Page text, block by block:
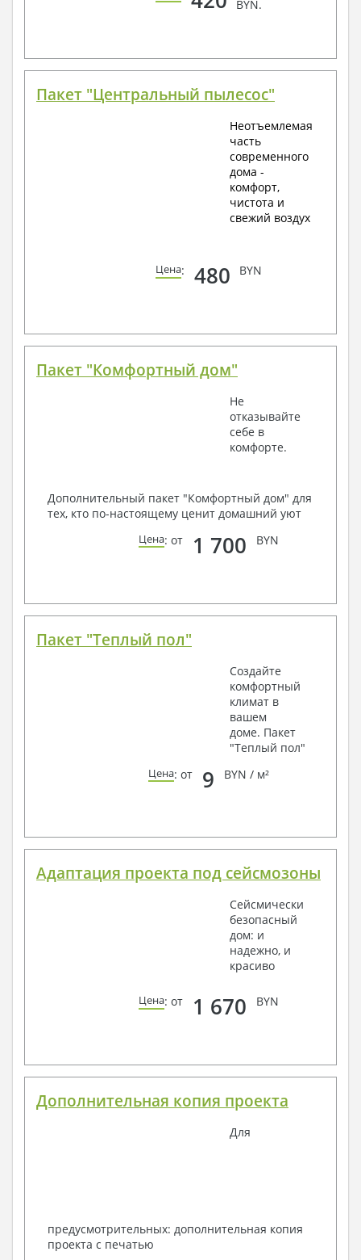
BYN.
Пакет "Центральный пылесос"
Неотъемлемая
часть
современного
дома -
комфорт,
чистота и
свежий воздух
Цена: 480 BYN
Пакет "Комфортный дом"
Не
отказывайте
себе в
комфорте.
Дополнительный пакет "Комфортный дом" для
тех, кто по-настоящему ценит домашний уют
Цена: от 1 700 BYN
Пакет "Теплый пол"
Создайте
комфортный
климат в
вашем
доме. Пакет
"Теплый пол"
Цена: от 9 BYN / м²
Адаптация проекта под сейсмозоны
Сейсмически
безопасный
дом: и
надежно, и
красиво
Цена: от 1 670 BYN
Дополнительная копия проекта
Для
предусмотрительных: дополнительная копия
проекта с печатью